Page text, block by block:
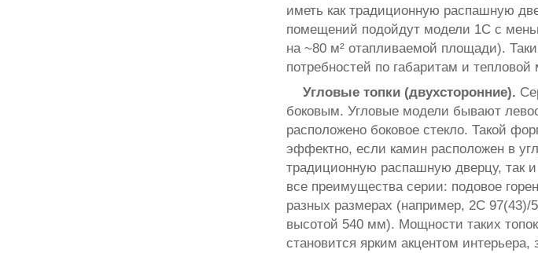
иметь как традиционную распашную
помещений подойдут модели 1C с
на ~80 м² отапливаемой площади).
потребностей по габаритам и
Угловые топки (двухсторонние).
боковым. Угловые модели бывают
расположено боковое стекло. Такой
эффектно, если камин расположен в
традиционную распашную дверцу, так
все преимущества серии: подовое
разных размерах (например, 2С 97(43)/
высотой 540 мм). Мощности таких
становится ярким акцентом